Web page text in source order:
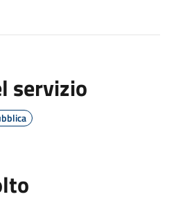
servizio